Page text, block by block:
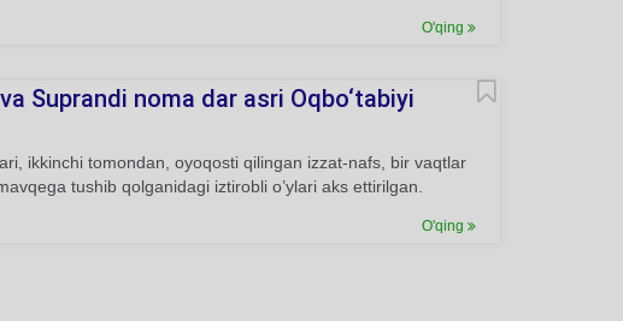
O'qing
Suprandi noma dar asri Oqbo‘tabiyi
ikkinchi tomondan, oyoqosti qilingan izzat-nafs, bir vaqtlar
tushib qolganidagi iztirobli o’ylari aks ettirilgan.
O'qing